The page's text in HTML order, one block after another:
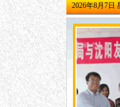
2026年8月7日